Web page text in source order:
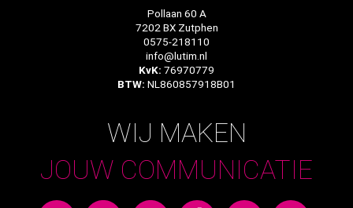
Pollaan 60 A
7202 BX Zutphen
0575-218110
info@lutim.nl
KvK: 76970779
BTW: NL860857918B01
WIJ MAKEN
JOUW COMMUNICATIE